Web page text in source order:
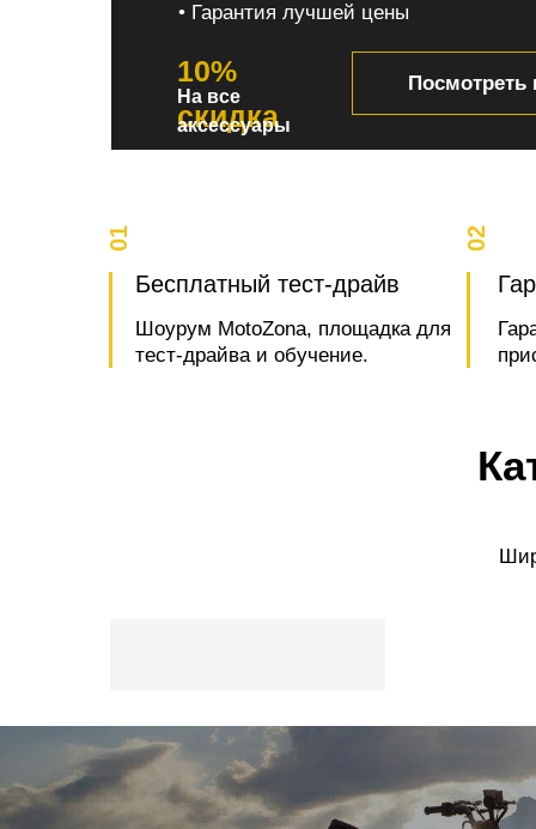
• Гарантия лучшей цены
Посмотреть
10%
скидка
На все
аксессуары
Бесплатный тест-драйв
Шоурум MotoZona, площадка для
тест-драйва и обучение.
01 02